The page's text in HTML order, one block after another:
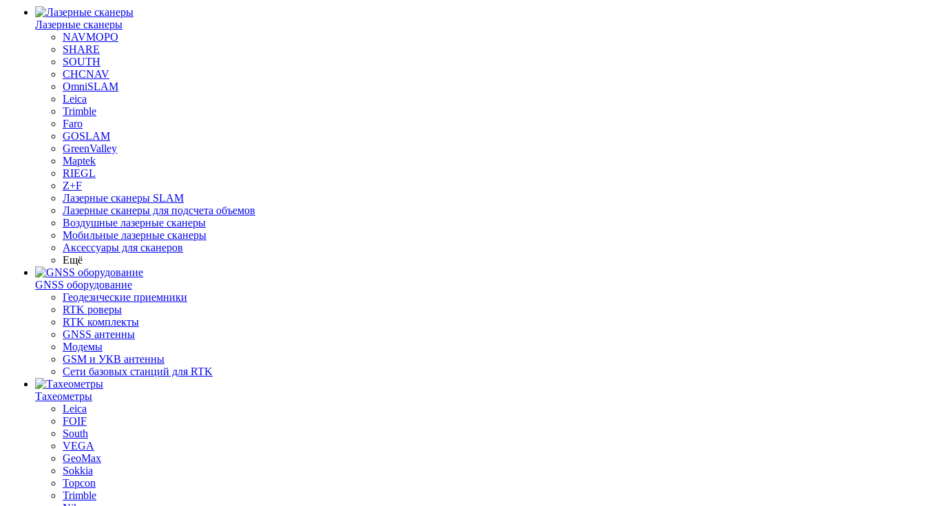
Лазерные сканеры
NAVMOPO
SHARE
SOUTH
CHCNAV
OmniSLAM
Leica
Trimble
Faro
GOSLAM
GreenValley
Maptek
RIEGL
Z+F
Лазерные сканеры SLAM
Лазерные сканеры для подсчета объемов
Воздушные лазерные сканеры
Мобильные лазерные сканеры
Аксессуары для сканеров
Ещё
GNSS оборудование
Геодезические приемники
RTK роверы
RTK комплекты
GNSS антенны
Модемы
GSM и УКВ антенны
Сети базовых станций для RTK
Тахеометры
Leica
FOIF
South
VEGA
GeoMax
Sokkia
Topcon
Trimble